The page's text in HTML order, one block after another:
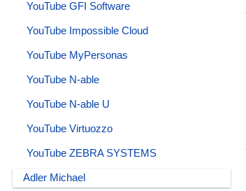
YouTube GFI Software
YouTube Impossible Cloud
YouTube MyPersonas
YouTube N-able
YouTube N-able U
YouTube Virtuozzo
YouTube ZEBRA SYSTEMS
Adler Michael